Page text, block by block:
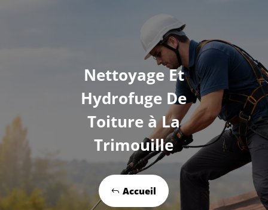
Nettoyage Et
Hydrofuge De
Toiture à La
Trimouille
Accueil